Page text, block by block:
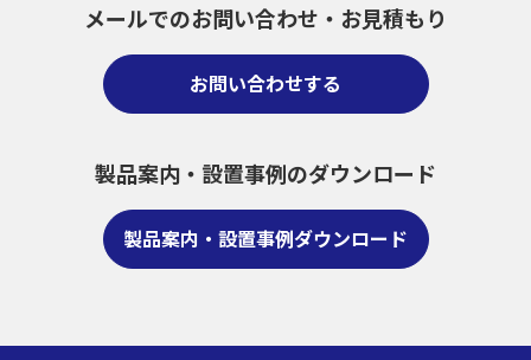
メールでのお問い合わせ・ お見積もり
お問い合わせする
製品案内・設置事例のダウンロード
製品案内・設置事例ダウンロード